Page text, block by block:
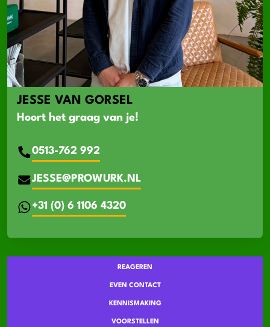
JESSE VAN GORSEL
Hoort het graag van je!
0513-762 992
JESSE@PROWURK.NL
+31 (0) 6 1106 4320
REAGEREN
EVEN CONTACT
KENNISMAKING
VOORSTELLEN